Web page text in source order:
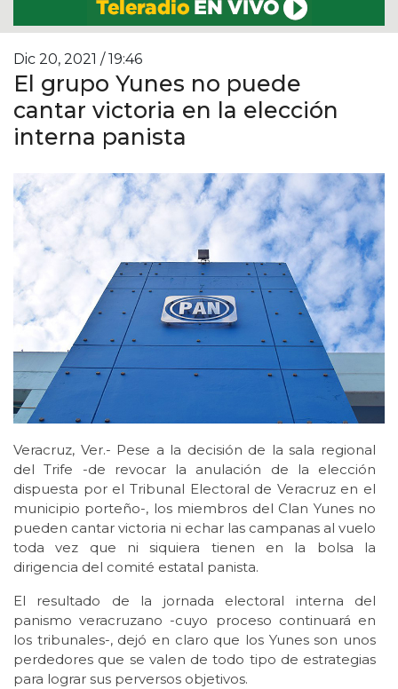
Dic 20, 2021 / 19:46
El grupo Yunes no puede
cantar victoria en la elección
interna panista
Veracruz, Ver.- Pese a la decisión de la sala regional
del Trife -de revocar la anulación de la elección
dispuesta por el Tribunal Electoral de Veracruz en el
municipio porteño-, los miembros del Clan Yunes no
pueden cantar victoria ni echar las campanas al vuelo
toda vez que ni siquiera tienen en la bolsa la
dirigencia del comité estatal panista.
El resultado de la jornada electoral interna del
panismo veracruzano -cuyo proceso continuará en
los tribunales-, dejó en claro que los Yunes son unos
perdedores que se valen de todo tipo de estrategias
para lograr sus perversos objetivos.